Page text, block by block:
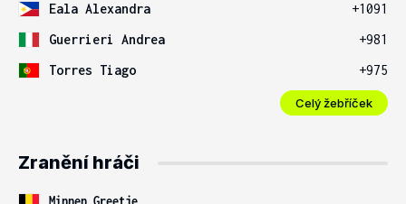
Eala Alexandra
+1091
Guerrieri Andrea
+981
Torres Tiago
+975
Celý žebříček
Zranění hráči
Minnen Greetje